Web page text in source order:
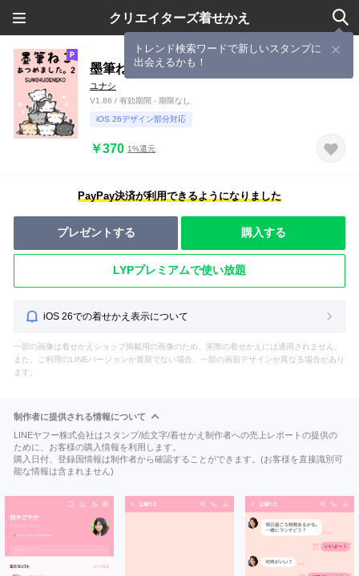
クリエイターズ着せかえ
トレンド検索ワードで新しいスタンプに
出会えるかも！
墨筆ねこ 集めました。２
ユナシ
V1.86 / 有効期間 - 期限なし
iOS 26デザイン部分対応
￥370 1%還元
PayPay決済が利用できるようになりました
プレゼントする 購入する
LYPプレミアムで使い放題
iOS 26での着せかえ表示について
一部の画像は着せかえショップ掲載用の画像のため、実際の着せかえには適用されません。
また、ご利用のLINEバージョンが最新でない場合、一部の画面デザインが異なる場合があり
ます。
制作者に提供される情報について
LINEヤフー株式会社はスタンプ/絵文字/着せかえ制作者への売上レポートの提供の
ために、お客様の購入情報を利用します。
購入日付、登録国情報は制作者から確認することができます。(お客様を直接識別可
能な情報は含まれません)